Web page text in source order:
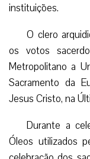
instituições.
O clero
os votos
Metropolitano a
Sacramento da
Jesus Cristo, na
Durante a
Óleos utilizados